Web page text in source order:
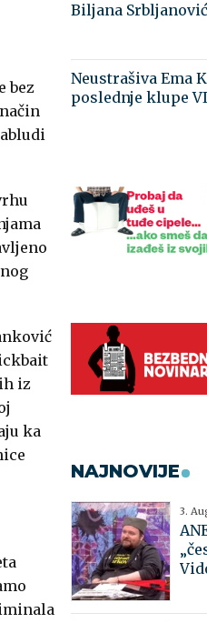
bez
iz
ka
Biljana
Neustrašiva Ema
poslednje klupe
NAJNOVIJE
3.